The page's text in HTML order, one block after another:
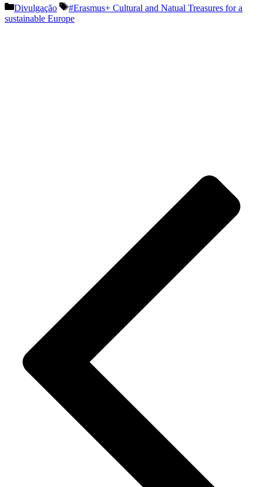
Categorias
Divulgação Etiquetas
#Erasmus+ Cultural and Natual Treasures for a
sustainable Europe